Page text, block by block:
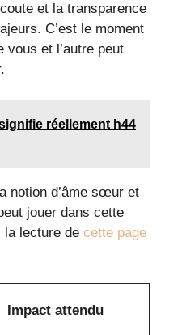
et la transparence
C’est le moment
vous et l’autre peut
réellement h44
notion d’âme sœur et
jouer dans cette
la lecture de cette page
Impact attendu